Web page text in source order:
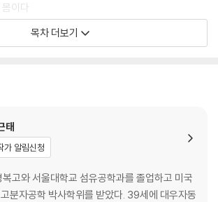
이다
주지 말라
운동이 필요하다
야기
원천
은 정리된다
목차 더보기
태
가 알림신청
고와 서울대학교 섬유공학과를 졸업하고 미국
분자공학 박사학위를 받았다. 39세에 대우자동